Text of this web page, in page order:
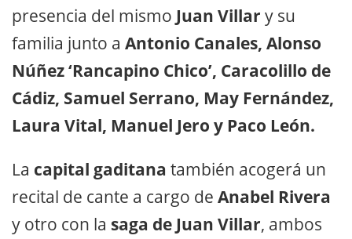
presencia del mismo Juan Villar y su
familia junto a Antonio Canales, Alonso
Núñez ‘Rancapino Chico’, Caracolillo de
Cádiz, Samuel Serrano, May Fernández,
Laura Vital, Manuel Jero y Paco León.
La capital gaditana también acogerá un
recital de cante a cargo de Anabel Rivera
y otro con la saga de Juan Villar, ambos